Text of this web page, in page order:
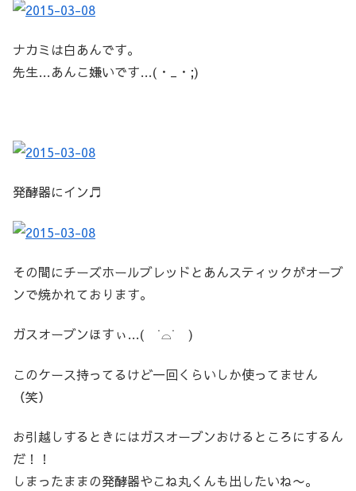
ナカミは白あんです。
先生…あんこ嫌いです…(・_・;)
発酵器にイン♬
その間にチーズホールブレッドとあんスティックがオーブ
ンで焼かれております。
ガスオーブンほすぃ…( ˙⌓˙ )
このケース持ってるけど一回くらいしか使ってません
（笑）
お引越しするときにはガスオーブンおけるところにするん
だ！！
しまったままの発酵器やこね丸くんも出したいね〜。